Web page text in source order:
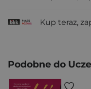
Kup teraz,
Podobne do